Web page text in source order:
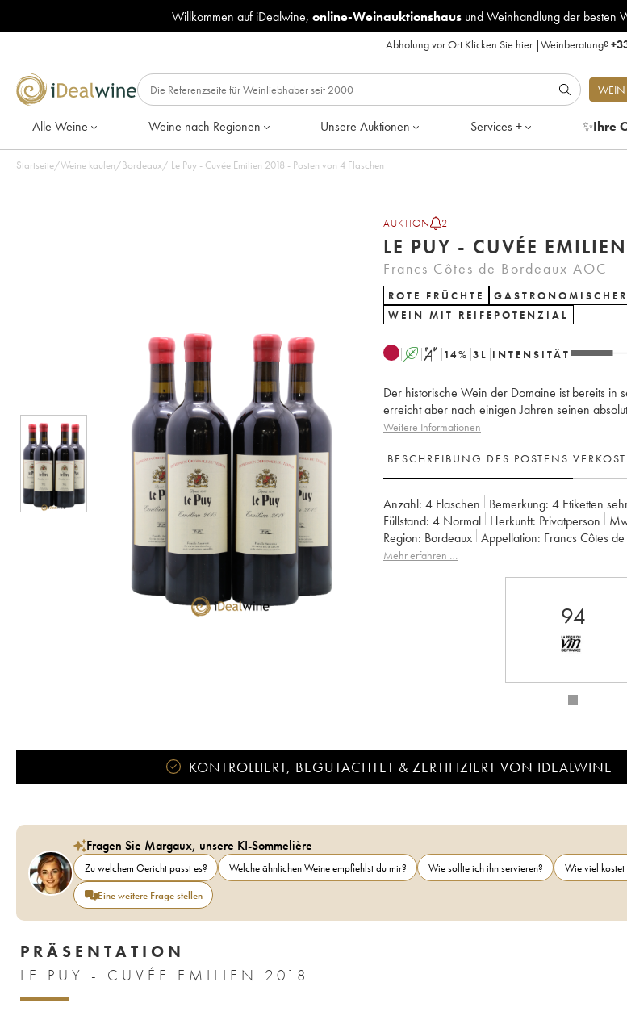
Willkommen auf iDealwine, online-Weinauktionshausund Weinhandlung der besten
Abholung vor Ort Klicken Sie hier|Weinberatung?
WEIN
Alle Weine Weine nach Regionen Unsere Auktionen Services + ✨Ihre
Startseite/Weine kaufen/Bordeaux/ Le Puy - Cuvée Emilien 2018 - Posten von 4 Flaschen
AUKTION 2
Francs Côtes de Bordeaux AOC
ROTE FRÜCHTE
WEIN MIT REIFEPOTENZIAL
A S 14% 3 L INTENSITÄT
Der historische Wein der Domaine ist bereits in
erreicht aber nach einigen Jahren seinen
Weitere Informationen
BESCHREIBUNG DES POSTENS
Anzahl: 4 Flaschen Bemerkung: 4 Etiketten
Füllstand: 4 Normal Herkunft: privatperson
Region:
Bordeaux Appellation:
Francs Côtes
Eigentümer: Jean-Pierre et Pascal Amoreau
Mehr erfahren …
94
KONTROLLIERT, BEGUTACHTET & ZERTIFIZIERT VON IDEALWINE
Fragen Sie Margaux, unsere KI-Sommelière
Zu welchem Gericht passt es? Welche ähnlichen Weine empfiehlst du mir? Wie sollte ich ihn servieren?
Wie viel
Eine weitere Frage stellen
PRÄSENTATION
LE PUY - CUVÉE EMILIEN 2018